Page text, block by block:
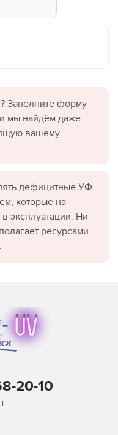
Заполните форму
мы найдём даже
вашему
дефицитные УФ
которые на
эксплуатации. Ни
ресурсами
20-10